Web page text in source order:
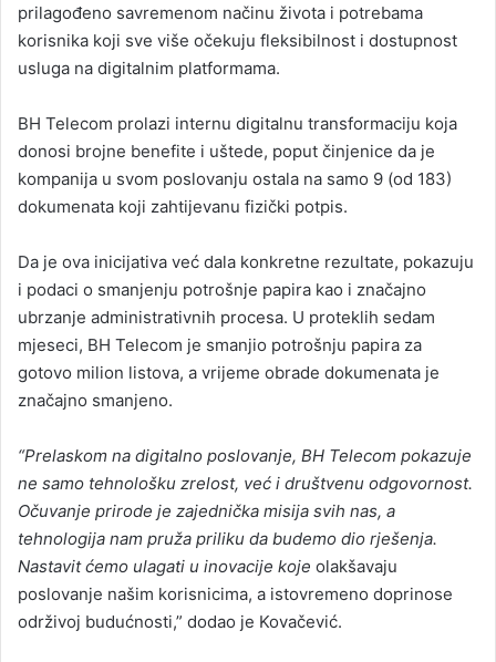
prilagođeno savremenom načinu života i potrebama
korisnika koji sve više očekuju fleksibilnost i dostupnost
usluga na digitalnim platformama.
BH Telecom prolazi internu digitalnu transformaciju koja
donosi brojne benefite i uštede, poput činjenice da je
kompanija u svom poslovanju ostala na samo 9 (od 183)
dokumenata koji zahtijevanu fizički potpis.
Da je ova inicijativa već dala konkretne rezultate, pokazuju
i podaci o smanjenju potrošnje papira kao i značajno
ubrzanje administrativnih procesa. U proteklih sedam
mjeseci, BH Telecom je smanjio potrošnju papira za
gotovo milion listova, a vrijeme obrade dokumenata je
značajno smanjeno.
“Prelaskom na digitalno poslovanje, BH Telecom pokazuje
ne samo tehnološku zrelost, već i društvenu odgovornost.
Očuvanje prirode je zajednička misija svih nas, a
tehnologija nam pruža priliku da budemo dio rješenja.
Nastavit ćemo ulagati u inovacije koje olakšavaju
poslovanje našim korisnicima, a istovremeno doprinose
održivoj budućnosti,” dodao je Kovačević.